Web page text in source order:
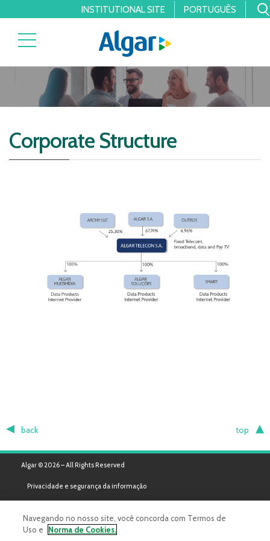
INSTITUTIONAL SITE PORTUGUÊS
Corporate Structure
back top
Algar © 2026 – All Rights Reserved
Privacidade e segurança da informação
Navegando no nosso site, você concorda com Termos de
Uso e
Norma de Cookies.